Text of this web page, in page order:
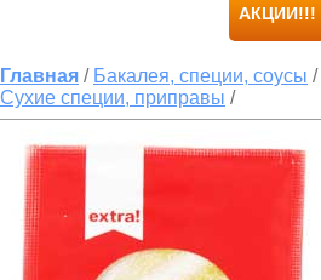
АКЦИИ!!!
Главная / Бакалея, специи, соусы /
Сухие специи, приправы /